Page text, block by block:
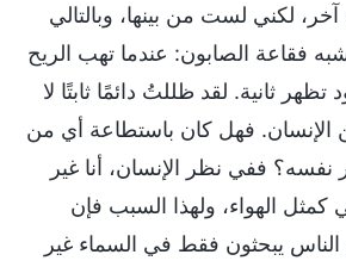
لكني لست من بينها، وبالتالي
فقاعة الصابون: عندما تهب الريح
ثانية. لقد ظللتُ دائمًا ثابتًا لا
الإنسان. فهل كان باستطاعة أي من
نفسه؟ ففي نظر الإنسان، أنا غير
الهواء، ولهذا السبب فإن
الناس يبحثون فقط في السماء غير